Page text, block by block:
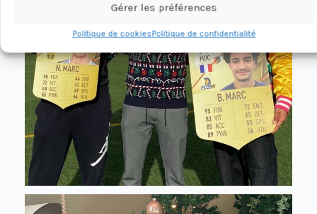
Gérer les préférences
Politique de cookiesPolitique de confidentialité